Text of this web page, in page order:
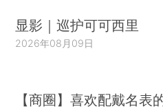
显影｜巡护可可西里
2026年08月09日
【商圈】喜欢配戴名表